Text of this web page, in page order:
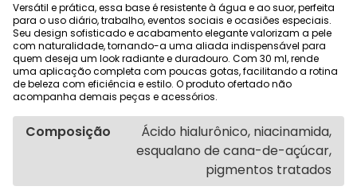
Versátil e prática, essa base é resistente à água e ao suor, perfeita
para o uso diário, trabalho, eventos sociais e ocasiões especiais.
Seu design sofisticado e acabamento elegante valorizam a pele
com naturalidade, tornando-a uma aliada indispensável para
quem deseja um look radiante e duradouro. Com 30 ml, rende
uma aplicação completa com poucas gotas, facilitando a rotina
de beleza com eficiência e estilo. O produto ofertado não
acompanha demais peças e acessórios.
Composição
Ácido hialurônico, niacinamida,
esqualano de cana-de-açúcar,
pigmentos tratados